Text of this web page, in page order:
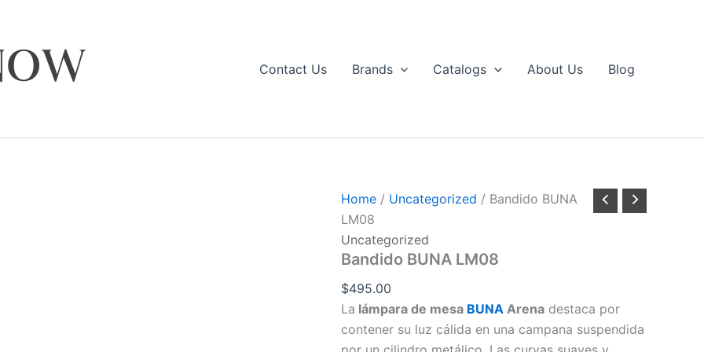
Contact Us
Brands Catalogs About Us Blog
Home/ Uncategorized / Bandido BUNA
LM08
Uncategorized
Bandido BUNA LM08
$495.00
La lámpara de mesa BUNAArenadestaca por
contener su luz cálida en una campana suspendida